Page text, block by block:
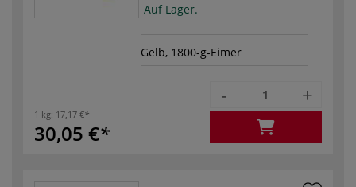
Auf Lager.
Gelb, 1800-g-Eimer
1 kg: 17,17 €
30,05 €
- +